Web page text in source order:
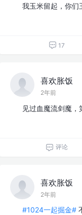
我玉米留起，你们
17
喜欢胀饭
2年前
见过血魔流剑魔
评论
喜欢胀饭
2年前
#1024一起掘金#